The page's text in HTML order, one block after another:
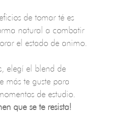
de tomar té es
natural a combatir
el estado de animo.
elegí el blend de
más te guste para
de estudio.
que se te resista!